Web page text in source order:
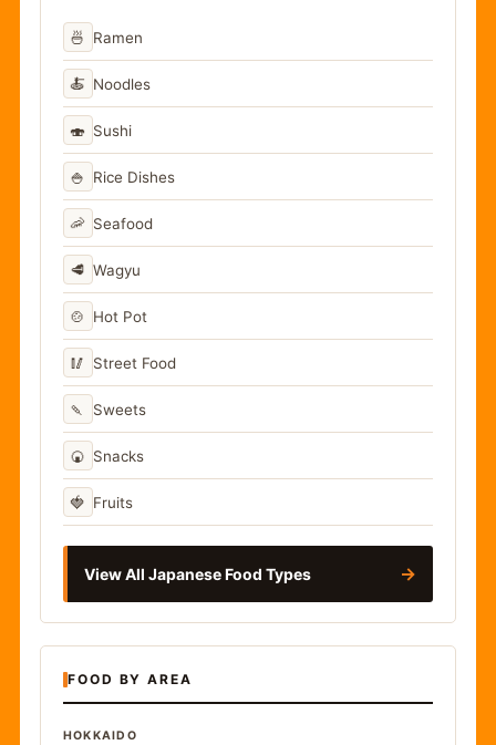
🍜 Ramen
🍝 Noodles
🍣 Sushi
🍚 Rice Dishes
🦐 Seafood
🥩 Wagyu
🍲 Hot Pot
🥢 Street Food
🍡 Sweets
🍘 Snacks
🍓 Fruits
View All Japanese Food Types →
FOOD BY AREA
HOKKAIDO